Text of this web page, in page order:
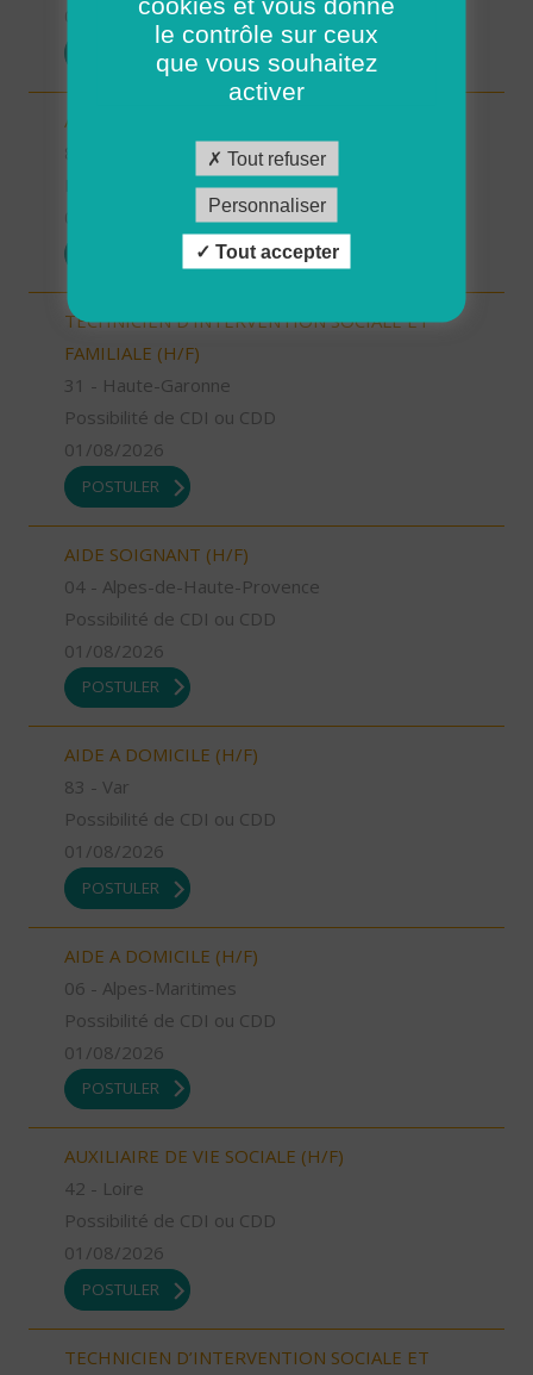
01/08/2026
AIDE SOIGNANT (H/F)
Possibilité de CDI ou CDD
TECHNICIEN D’INTERVENTION SOCIALE ET
FAMILIALE (H/F)
31 - Haute-Garonne
Possibilité de CDI ou CDD
01/08/2026
POSTULER
AIDE SOIGNANT (H/F)
04 - Alpes-de-Haute-Provence
Possibilité de CDI ou CDD
01/08/2026
POSTULER
AIDE A DOMICILE (H/F)
83 - Var
Possibilité de CDI ou CDD
01/08/2026
POSTULER
AIDE A DOMICILE (H/F)
06 - Alpes-Maritimes
Possibilité de CDI ou CDD
01/08/2026
POSTULER
AUXILIAIRE DE VIE SOCIALE (H/F)
42 - Loire
Possibilité de CDI ou CDD
01/08/2026
POSTULER
TECHNICIEN D’INTERVENTION SOCIALE ET
le contrôle sur ceux
que vous souhaitez
activer
Tout refuser
Personnaliser
Tout accepter